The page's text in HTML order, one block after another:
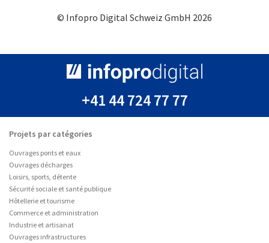
© Infopro Digital Schweiz GmbH 2026
+41 44 724 77 77
Projets par catégories
Ouvrages ponts et eaux
Ouvrages décharges
Loisirs, sports, détente
Sécurité sociale et santé publique
Hôtellerie et tourisme
Commerce et administration
Industrie et artisanat
Ouvrages infrastructures